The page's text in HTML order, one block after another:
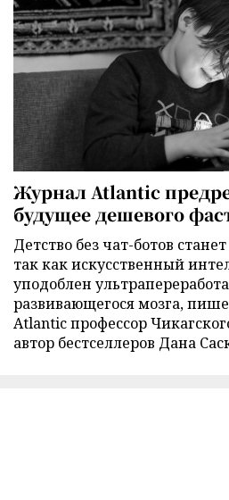
Журнал Atlantic
будущее дешевого
Детство без чат-ботов
так как искусственный
уподоблен
развивающегося мозга,
Atlantic профессор
автор бестселлеров Дана